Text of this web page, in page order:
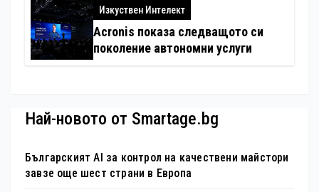
Изкуствен Интелект
Acronis показа следващото си
поколение автономни услуги
Най-новото от Smartage.bg
Българският AI за контрол на качествени майстори
завзе още шест страни в Европа